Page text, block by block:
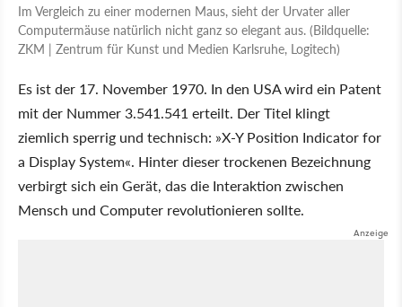
Im Vergleich zu einer modernen Maus, sieht der Urvater aller
Computermäuse natürlich nicht ganz so elegant aus. (Bildquelle:
ZKM | Zentrum für Kunst und Medien Karlsruhe, Logitech)
Es ist der 17. November 1970. In den USA wird ein Patent
mit der Nummer 3.541.541 erteilt. Der Titel klingt
ziemlich sperrig und technisch: X-Y Position Indicator for
a Display System . Hinter dieser trockenen Bezeichnung
verbirgt sich ein Gerät, das die Interaktion zwischen
Mensch und Computer revolutionieren sollte.